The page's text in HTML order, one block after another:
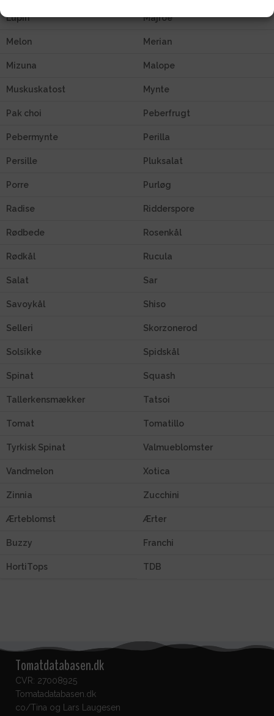
Lupin Majroe
Melon Merian
Mizuna Malope
Muskuskatost Mynte
Pak choi Peberfrugt
Pebermynte Perilla
Persille Pluksalat
Porre Purløg
Radise Ridderspore
Rødbede Rosenkål
Rødkål Rucula
Salat Sar
Savoykål Shiso
Selleri Skorzonerod
Solsikke Spidskål
Spinat Squash
Tallerkensmækker Tatsoi
Tomat Tomatillo
Tyrkisk Spinat Valmueblomster
Vandmelon Xotica
Zinnia Zucchini
Ærteblomst Ærter
Buzzy Franchi
HortiTops TDB
Tomatdatabasen.dk
CVR: 27008925
Tomatadatabasen.dk
co/Tina og Lars Laugesen